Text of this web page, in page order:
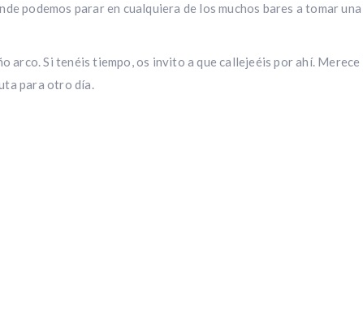
podemos parar en cualquiera de los muchos bares a tomar
arco. Si tenéis tiempo, os invito a que callejeéis por ahí.
para otro día.